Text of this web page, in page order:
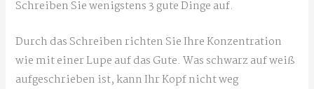
Schreiben Sie wenigstens 3 gute Dinge auf.
Durch das Schreiben richten Sie Ihre Konzentration
wie mit einer Lupe auf das Gute. Was schwarz auf weiß
aufgeschrieben ist, kann Ihr Kopf nicht weg